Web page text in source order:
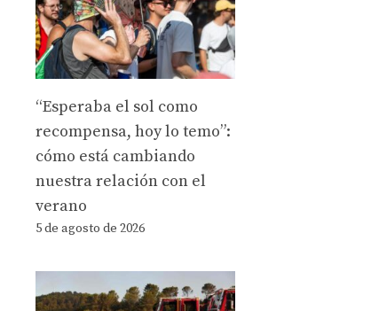
“Esperaba el sol como
recompensa, hoy lo temo”:
cómo está cambiando
nuestra relación con el
verano
5 de agosto de 2026